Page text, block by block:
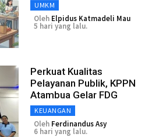
UMKM
Oleh Elpidus Katmadeli Mau
5 hari yang lalu.
Perkuat Kualitas
Pelayanan Publik, KPPN
Atambua Gelar FDG
KEUANGAN
Oleh Ferdinandus Asy
6 hari yang lalu.